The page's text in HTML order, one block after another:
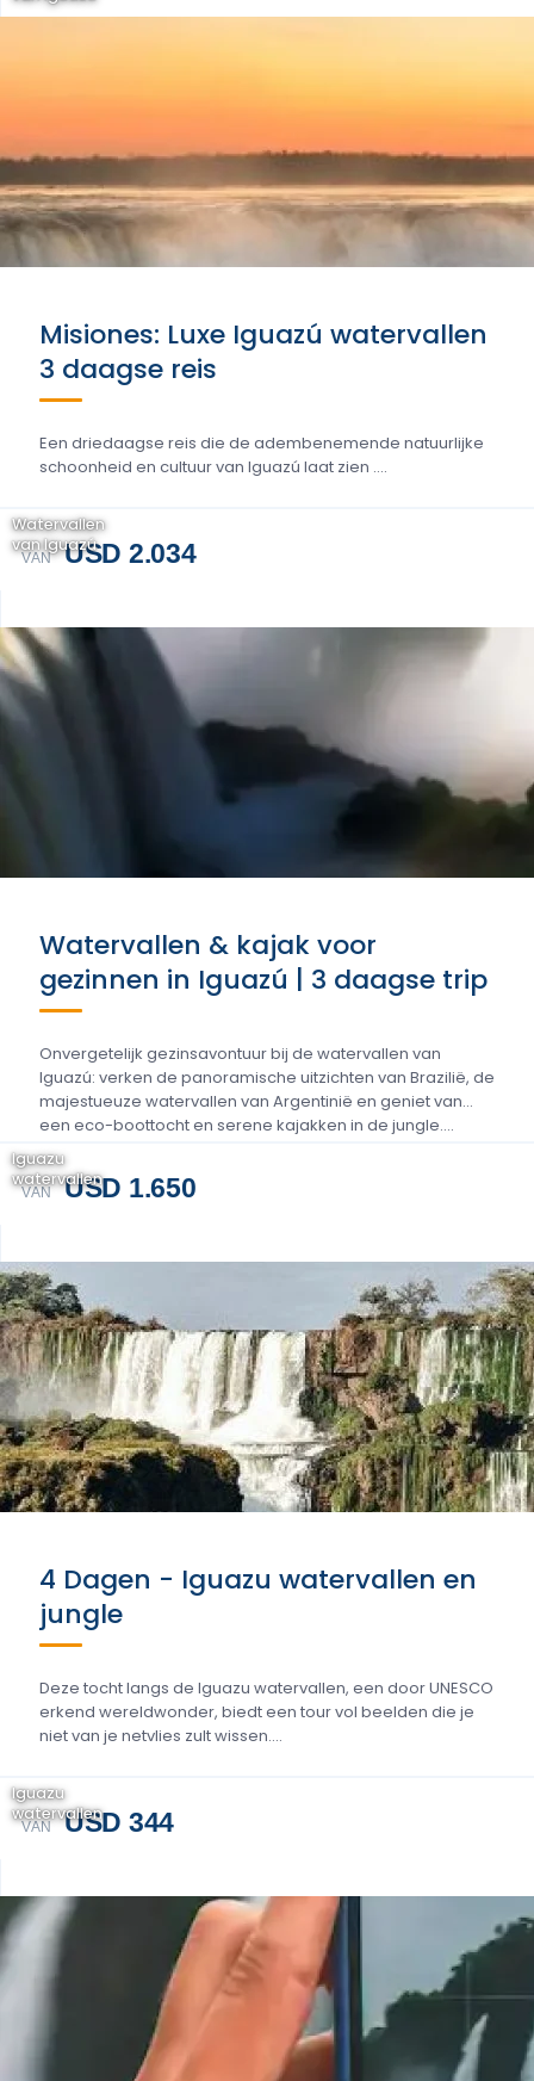
Misiones: Luxe Iguazú watervallen
3 daagse reis
Een driedaagse reis die de adembenemende natuurlijke
schoonheid en cultuur van Iguazú laat zien ....
VAN USD 2.034
Watervallen
van Iguazú
Watervallen & kajak voor
gezinnen in Iguazú | 3 daagse trip
Onvergetelijk gezinsavontuur bij de watervallen van
Iguazú: verken de panoramische uitzichten van Brazilië, de
majestueuze watervallen van Argentinië en geniet van
een eco-boottocht en serene kajakken in de jungle....
VAN USD 1.650
Iguazu
watervallen
4 Dagen - Iguazu watervallen en
jungle
Deze tocht langs de Iguazu watervallen, een door UNESCO
erkend wereldwonder, biedt een tour vol beelden die je
niet van je netvlies zult wissen....
VAN USD 344
Iguazu
watervallen